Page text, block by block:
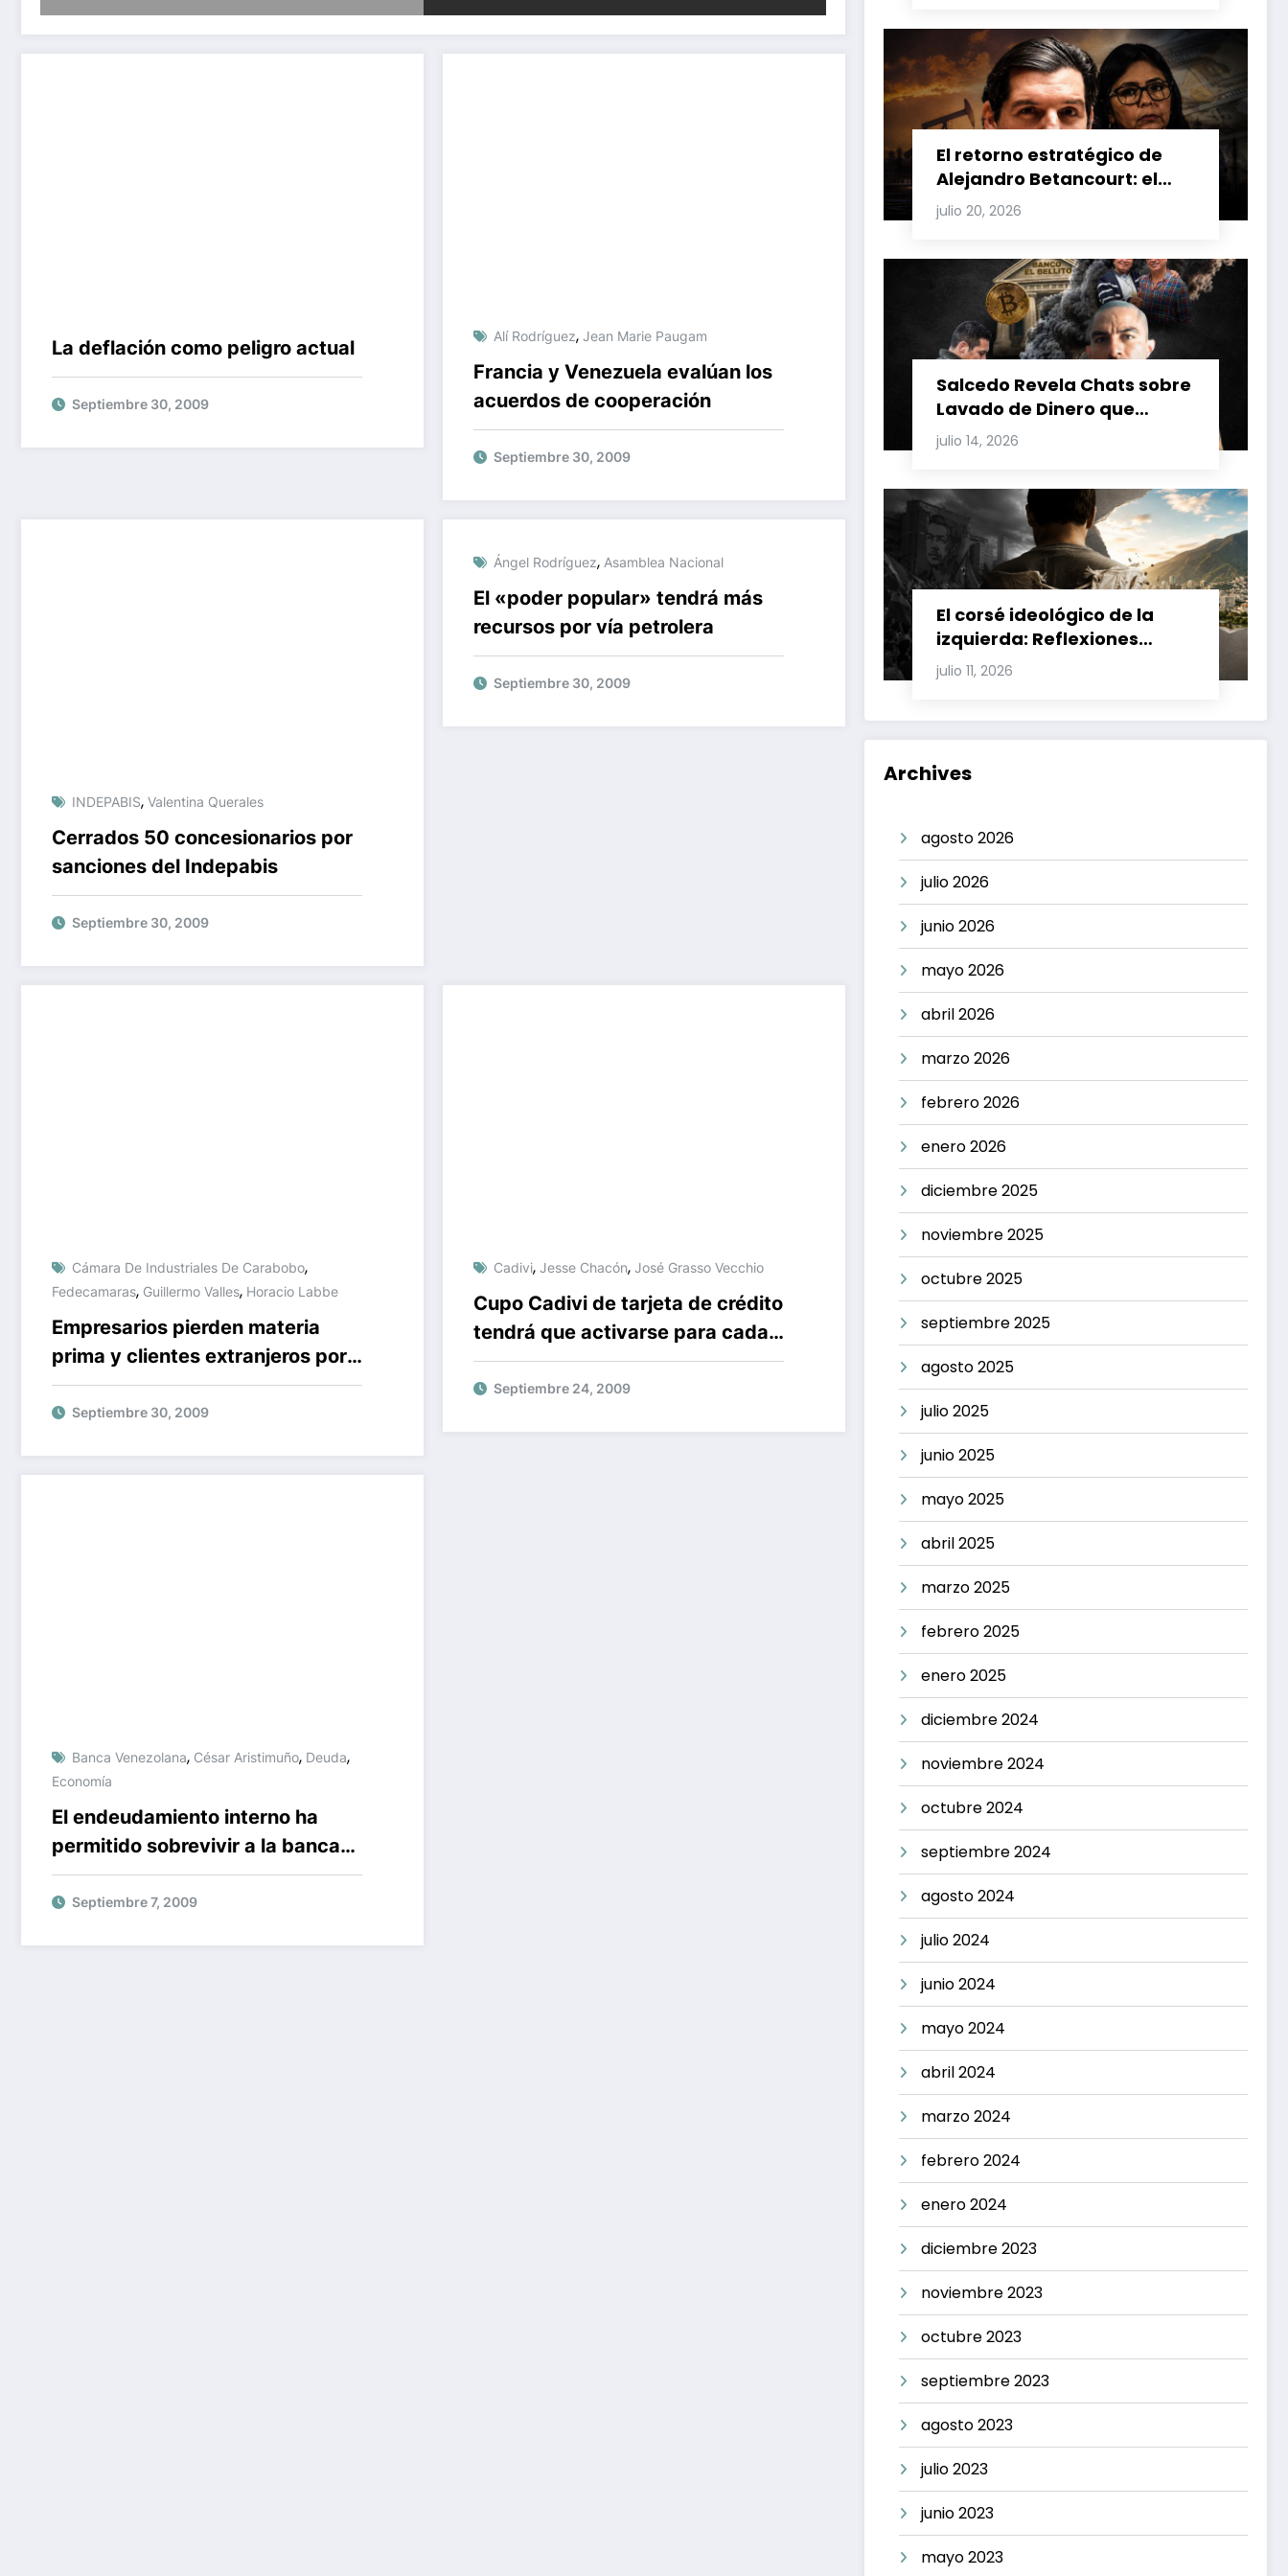
La deflación como peligro actual
Septiembre 30, 2009
Alí Rodríguez, Jean Marie Paugam
Francia y Venezuela evalúan los
acuerdos de cooperación
Septiembre 30, 2009
INDEPABIS, Valentina Querales
Cerrados 50 concesionarios por
sanciones del Indepabis
Septiembre 30, 2009
Ángel Rodríguez, Asamblea Nacional
El «poder popular» tendrá más
recursos por vía petrolera
Septiembre 30, 2009
Cámara De Industriales De Carabobo,
Fedecamaras, Guillermo Valles, Horacio Labbe
Empresarios pierden materia
prima y clientes extranjeros por
fallas de energía
Septiembre 30, 2009
Cadivi, Jesse Chacón, José Grasso Vecchio
Cupo Cadivi de tarjeta de crédito
tendrá que activarse para cada
viaje
Septiembre 24, 2009
Banca Venezolana, César Aristimuño, Deuda,
Economía
El endeudamiento interno ha
permitido sobrevivir a la banca
venezolana
Septiembre 7, 2009
El retorno estratégico de
Alejandro Betancourt: el
bolichico que desafía la
justicia y renueva su poder
venezolana
julio 20, 2026
Salcedo Revela Chats sobre
Lavado de Dinero que
Involucran a Glas, Correa y
Juan Fernando Petro en el
julio 14, 2026
El corsé ideológico de la
izquierda: Reflexiones
sobre el fracaso chavista y
la crisis moral en América
julio 11, 2026
Archives
agosto 2026
julio 2026
junio 2026
mayo 2026
abril 2026
marzo 2026
febrero 2026
enero 2026
diciembre 2025
noviembre 2025
octubre 2025
septiembre 2025
agosto 2025
julio 2025
junio 2025
mayo 2025
abril 2025
marzo 2025
febrero 2025
enero 2025
diciembre 2024
noviembre 2024
octubre 2024
septiembre 2024
agosto 2024
julio 2024
junio 2024
mayo 2024
abril 2024
marzo 2024
febrero 2024
enero 2024
diciembre 2023
noviembre 2023
octubre 2023
septiembre 2023
agosto 2023
julio 2023
junio 2023
mayo 2023